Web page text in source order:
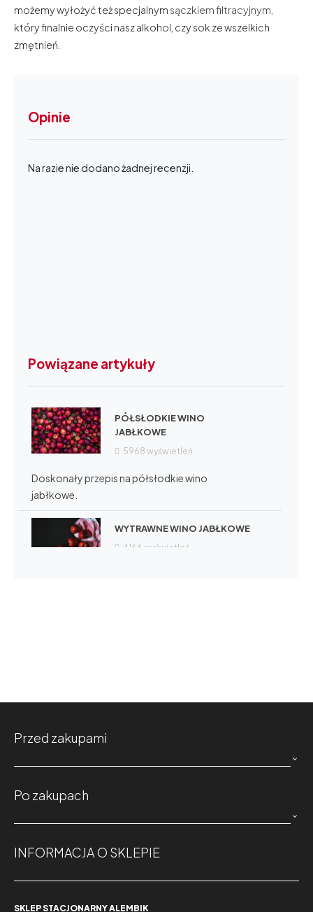
możemy wyłożyć też specjalnym sączkiem filtracyjnym,
który finalnie oczyści nasz alkohol, czy sok ze wszelkich
zmętnień.
Opinie
Na razie nie dodano żadnej recenzji.
Powiązane artykuły
PÓŁSŁODKIE WINO
JABŁKOWE
5968wyświetleń
Doskonały przepis na półsłodkie wino
jabłkowe.
WYTRAWNE WINO JABŁKOWE
4166wyświetleń
witaminy. Owoce bogate są w witaminę...
PRZEPIS
mięśnia sercowego, ma działanie...
JAK ZROBIĆ NALEWKĘ Z
NALEWKA RÓŻANA - PRZEPIS
Przed zakupami

Po zakupach

INFORMACJA O SKLEPIE
SKLEP STACJONARNY ALEMBIK